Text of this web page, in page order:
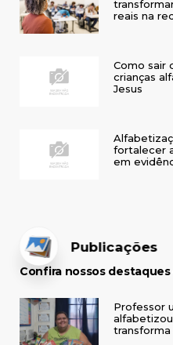
reais na
Como sair
crianças
Jesus
fortalecer
em
Publicações
Confira nossos
Professor